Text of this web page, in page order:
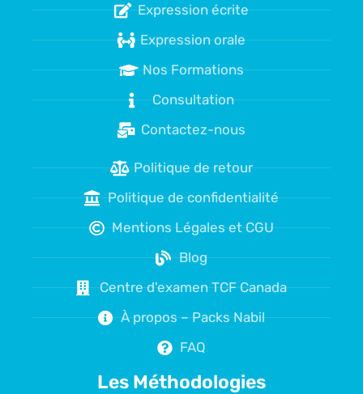
Expression écrite
Expression orale
Nos Formations
Consultation
Contactez-nous
Politique de retour
Politique de confidentialité
Mentions Légales et CGU
Blog
Centre d'examen TCF Canada
À propos – Packs Nabil
FAQ
Les Méthodologies